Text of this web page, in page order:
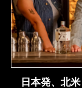
日本発、北